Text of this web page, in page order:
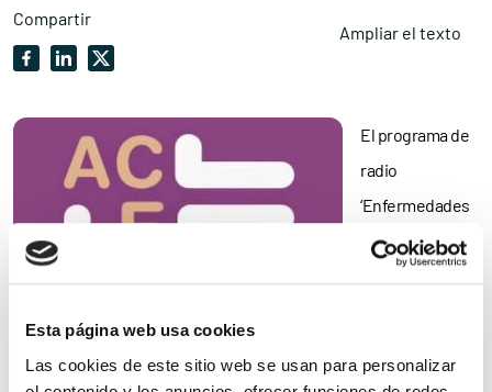
Esta página web usa cookies
Las cookies de este sitio web se usan para personalizar
Compartir
Ampliar el texto
El programa de
radio
‘Enfermedades
Raras’ del 20 de
julio de 2017,
Antonio G.